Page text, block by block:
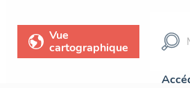
Vue
cartographique